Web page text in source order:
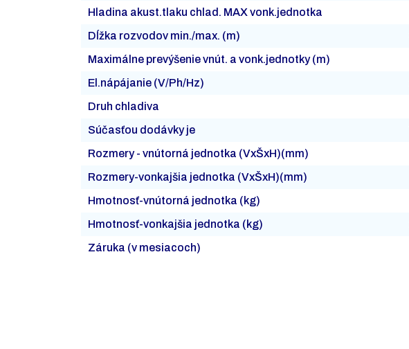
Hladina akust.tlaku chlad. MAX vonk.jednotka
Dĺžka rozvodov min./max. (m)
Maximálne prevýšenie vnút. a vonk.jednotky (m)
El.nápájanie (V/Ph/Hz)
Druh chladiva
Súčasťou dodávky je
Rozmery - vnútorná jednotka (VxŠxH)(mm)
Rozmery-vonkajšia jednotka (VxŠxH)(mm)
Hmotnosť-vnútorná jednotka (kg)
Hmotnosť-vonkajšia jednotka (kg)
Záruka (v mesiacoch)